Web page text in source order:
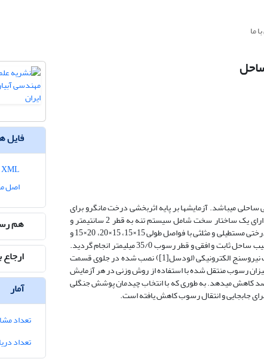
ما
می­باشد. آزمایش­ها بر پایه اثربخشی درخت مانگرو برای
کاهش انرژی سونامی، به وسیله یک ساختار درختچه مصنوعی شبیه­سازی شده پلی­اتیلنی انجام گردید. این پوشش دارای یک ساختار سخت شامل سیستم تنه به قطر 2 سانتی­متر و
ارتفاع 25 سانتی­متر و ریشه به قطر 1 سانتی­متر و ساختار نرم شامل شاخه و برگ می­باشد. آزمایش­ها به ازای دو چیدمان درختی مستطیلی و مثلثی با فواصل طولی 15×15، 15×20، 20×15 و
20×20 (سانتی­متر)، 4 عرض پوشش با اندازه­های 30، 45، 60 و 75 سانتی­متر، 3 ارتفاع موج ورودی 6، 9 و 12 سانتی­متر، شیب ساحل ثابت و افقی و قطر رسوب 35/0 میلی­متر انجام گردید.
نیروی وارد شده ناشی از موج به بدنه ساحلی و پوشش جنگلی ساحلی با استفاده از روش اندازه­گیری مستقیم به کمک نیروسنج الکترونیکی (لودسل[1]) نصب شده در جلوی قسمت
دستگاه سرعت­سنج داپلر صوتی (ای­دی­وی[2]) اندازه­گیری شدند. میزان رسوب منتقل شده با استفاده از روش وزنی در هر آزمایش
نتایج حاصل از این پژوهش نشان می­دهد که وجود پوشش جنگلی، نرخ انتقال رسوب را معادل 17/41 درصد کاهش می­دهد. به­ طوری که با انتخاب چیدمان پوشش جنگلی
جابجایی و انتقال رسوب کاهش یافته است.
فایل
اصل
هم
ارجاع
آمار
تعداد
تعداد